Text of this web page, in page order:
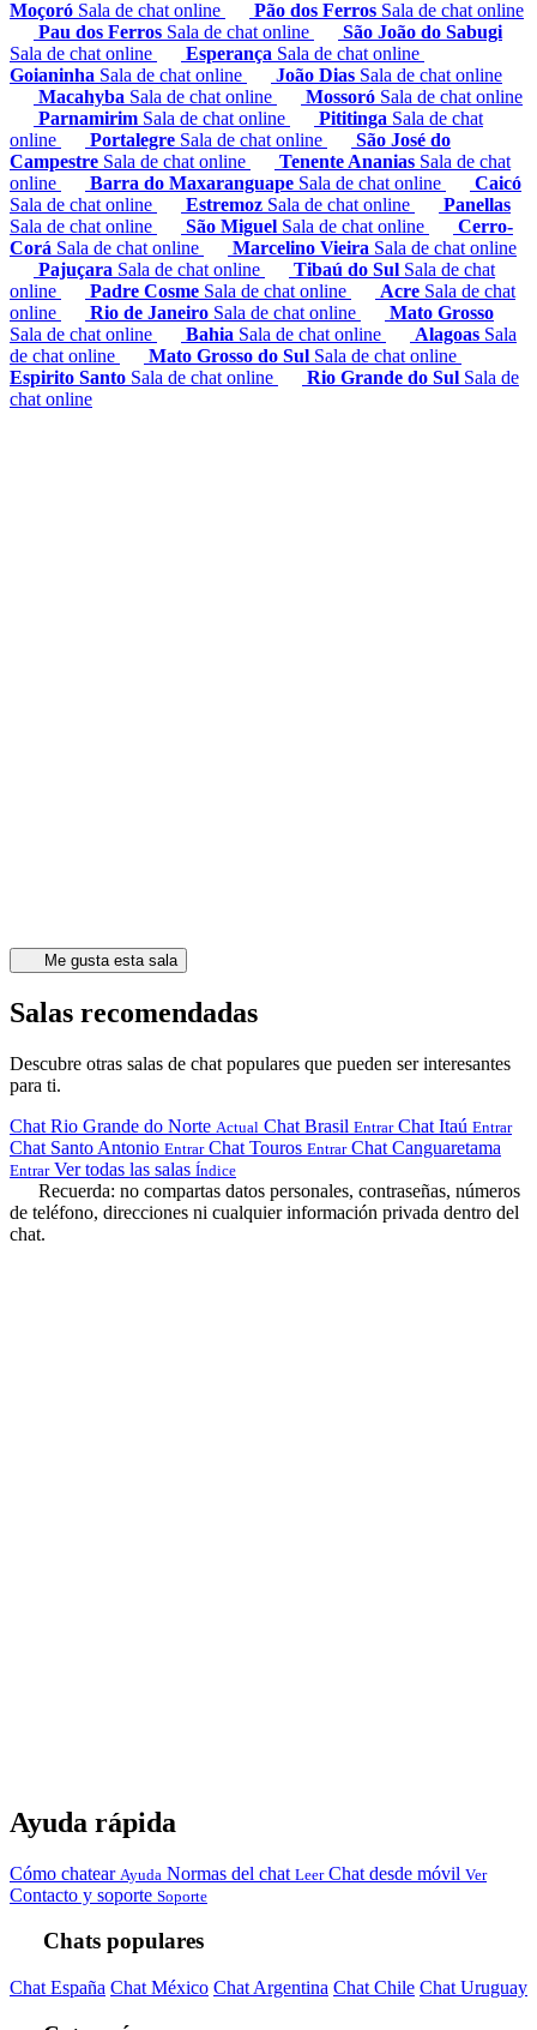
Moçoró Sala de chat online Pão dos Ferros Sala de chat online
Pau dos Ferros Sala de chat online
São João do Sabugi
Sala de chat online
Esperança Sala de chat online
Goianinha Sala de chat online João Dias Sala de chat online
Macahyba Sala de chat online Mossoró Sala de chat online
Parnamirim Sala de chat online Pititinga Sala de chat
online
Portalegre Sala de chat online
São José do
Campestre Sala de chat online Tenente Ananias Sala de chat
online
Barra do Maxaranguape Sala de chat online
Caicó
Sala de chat online
Estremoz Sala de chat online
Panellas
Sala de chat online
São Miguel Sala de chat online
Cerro-
Corá Sala de chat online Marcelino Vieira Sala de chat online
Pajuçara Sala de chat online Tibaú do Sul Sala de chat
online
Padre Cosme Sala de chat online Acre Sala de chat
online
Rio de Janeiro Sala de chat online
Mato Grosso
Sala de chat online
Bahia Sala de chat online Alagoas Sala
de chat online
Mato Grosso do Sul Sala de chat online
Espirito Santo Sala de chat online Rio Grande do Sul Sala de
chat online
Me gusta esta sala
Salas recomendadas
Descubre otras salas de chat populares que pueden ser interesantes
para ti.
Chat Rio Grande do Norte Actual Chat Brasil Entrar Chat Itaú Entrar
Chat Santo Antonio Entrar Chat Touros Entrar Chat Canguaretama
Entrar Ver todas las salas Índice
Recuerda: no compartas datos personales, contraseñas, números
de teléfono, direcciones ni cualquier información privada dentro del
chat.
Ayuda rápida
Cómo chatear Ayuda Normas del chat Leer Chat desde móvil Ver
Contacto y soporte Soporte
Chats populares
Chat España Chat México Chat Argentina Chat Chile Chat Uruguay